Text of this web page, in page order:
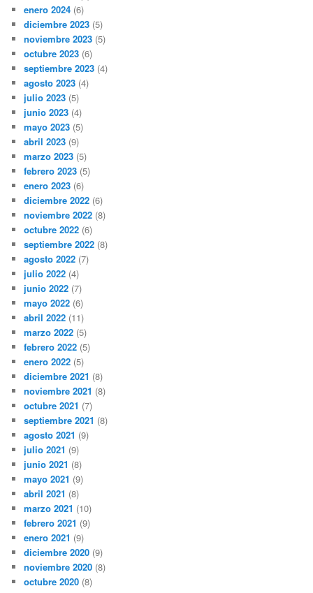
enero 2024 (6)
diciembre 2023 (5)
noviembre 2023 (5)
octubre 2023 (6)
septiembre 2023 (4)
agosto 2023 (4)
julio 2023 (5)
junio 2023 (4)
mayo 2023 (5)
abril 2023 (9)
marzo 2023 (5)
febrero 2023 (5)
enero 2023 (6)
diciembre 2022 (6)
noviembre 2022 (8)
octubre 2022 (6)
septiembre 2022 (8)
agosto 2022 (7)
julio 2022 (4)
junio 2022 (7)
mayo 2022 (6)
abril 2022 (11)
marzo 2022 (5)
febrero 2022 (5)
enero 2022 (5)
diciembre 2021 (8)
noviembre 2021 (8)
octubre 2021 (7)
septiembre 2021 (8)
agosto 2021 (9)
julio 2021 (9)
junio 2021 (8)
mayo 2021 (9)
abril 2021 (8)
marzo 2021 (10)
febrero 2021 (9)
enero 2021 (9)
diciembre 2020 (9)
noviembre 2020 (8)
octubre 2020 (8)